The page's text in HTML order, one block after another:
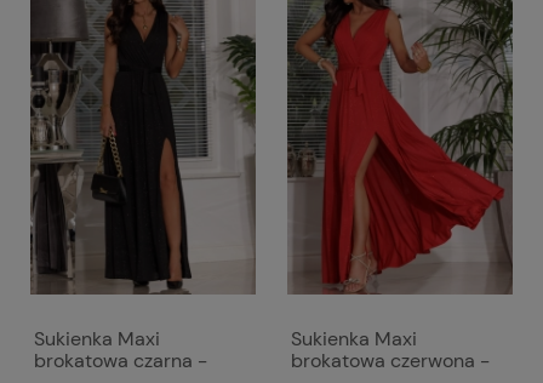
Sukienka Maxi
brokatowa czarna -
Sukienka Maxi
brokatowa czerwona -